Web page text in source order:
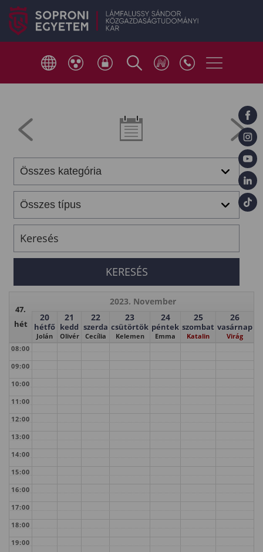
47.
hét
2023. November
20
hétfő
Jolán
21
kedd
Olivér
22
szerda
Cecília
23
csütörtök
Kelemen
24
péntek
Emma
25
szombat
Katalin
26
vasárnap
Virág
08:00
09:00
10:00
11:00
12:00
13:00
14:00
15:00
16:00
17:00
18:00
19:00